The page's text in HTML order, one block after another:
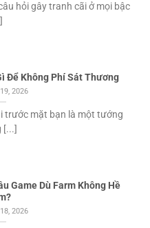
hỏi gây tranh cãi ở mọi bậc
Để Không Phí Sát Thương
2026
trước mặt bạn là một tướng
[...]
Game Dù Farm Không Hề
2026